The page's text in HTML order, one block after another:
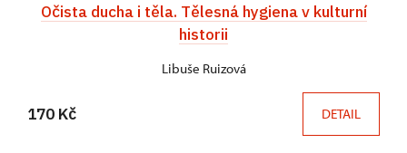
Očista ducha i těla. Tělesná hygiena v kulturní
historii
Libuše Ruizová
170 Kč DETAIL